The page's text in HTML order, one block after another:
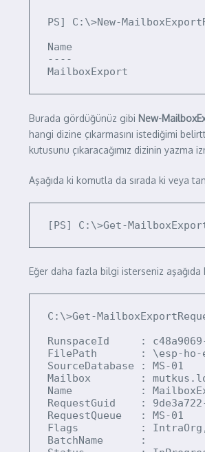
PS] C:\>New-
Name
----
MailboxExport
Burada gördüğünüz gibi New-
hangi dizine çıkarmasını istediğimi
kutusunu çıkaracağımız dizinin yazma
Aşağıda ki komutla da sırada ki veya
[PS] C:\>Get-
Eğer daha fazla bilgi isterseniz
C:\>Get-
RunspaceId     : c48a9069-
FilePath       : \esp-ho-
SourceDatabase : MS-01
Mailbox        :
Name           :
RequestGuid    :
RequestQueue   : MS-01
Flags          : IntraOrg,
BatchName      :